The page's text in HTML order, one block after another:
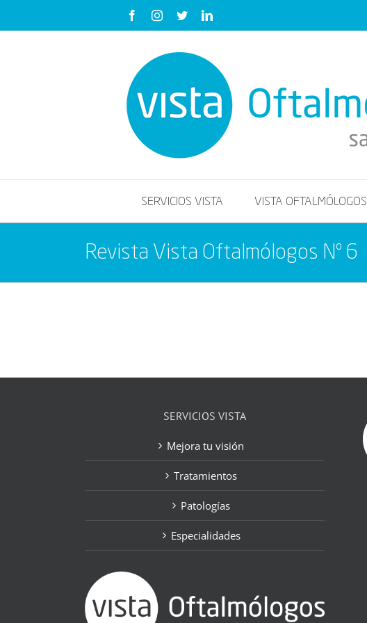
FacebookInstagram
TwitterLinkedIn
SERVICIOS VISTA VISTA OFTALMÓLOGOS
Revista Vista Oftalmólogos Nº 6
SERVICIOS VISTA
Mejora tu visión
Tratamientos
Patologías
Especialidades